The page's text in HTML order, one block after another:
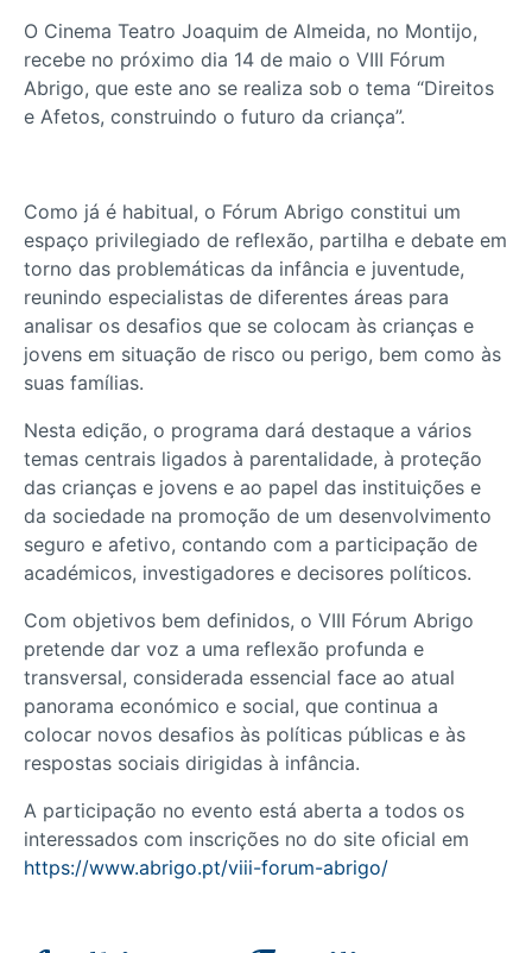
O Cinema Teatro Joaquim de Almeida, no Montijo,
recebe no próximo dia 14 de maio o VIII Fórum
Abrigo, que este ano se realiza sob o tema “Direitos
e Afetos, construindo o futuro da criança”.
Como já é habitual, o Fórum Abrigo constitui um
espaço privilegiado de reflexão, partilha e debate em
torno das problemáticas da infância e juventude,
reunindo especialistas de diferentes áreas para
analisar os desafios que se colocam às crianças e
jovens em situação de risco ou perigo, bem como às
suas famílias.
Nesta edição, o programa dará destaque a vários
temas centrais ligados à parentalidade, à proteção
das crianças e jovens e ao papel das instituições e
da sociedade na promoção de um desenvolvimento
seguro e afetivo, contando com a participação de
académicos, investigadores e decisores políticos.
Com objetivos bem definidos, o VIII Fórum Abrigo
pretende dar voz a uma reflexão profunda e
transversal, considerada essencial face ao atual
panorama económico e social, que continua a
colocar novos desafios às políticas públicas e às
respostas sociais dirigidas à infância.
A participação no evento está aberta a todos os
interessados com inscrições no do site oficial em
https://www.abrigo.pt/viii-forum-abrigo/